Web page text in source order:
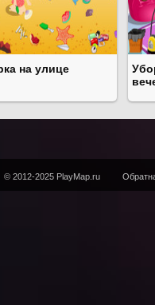
на улице
© 2012-2025 PlayMap.ru